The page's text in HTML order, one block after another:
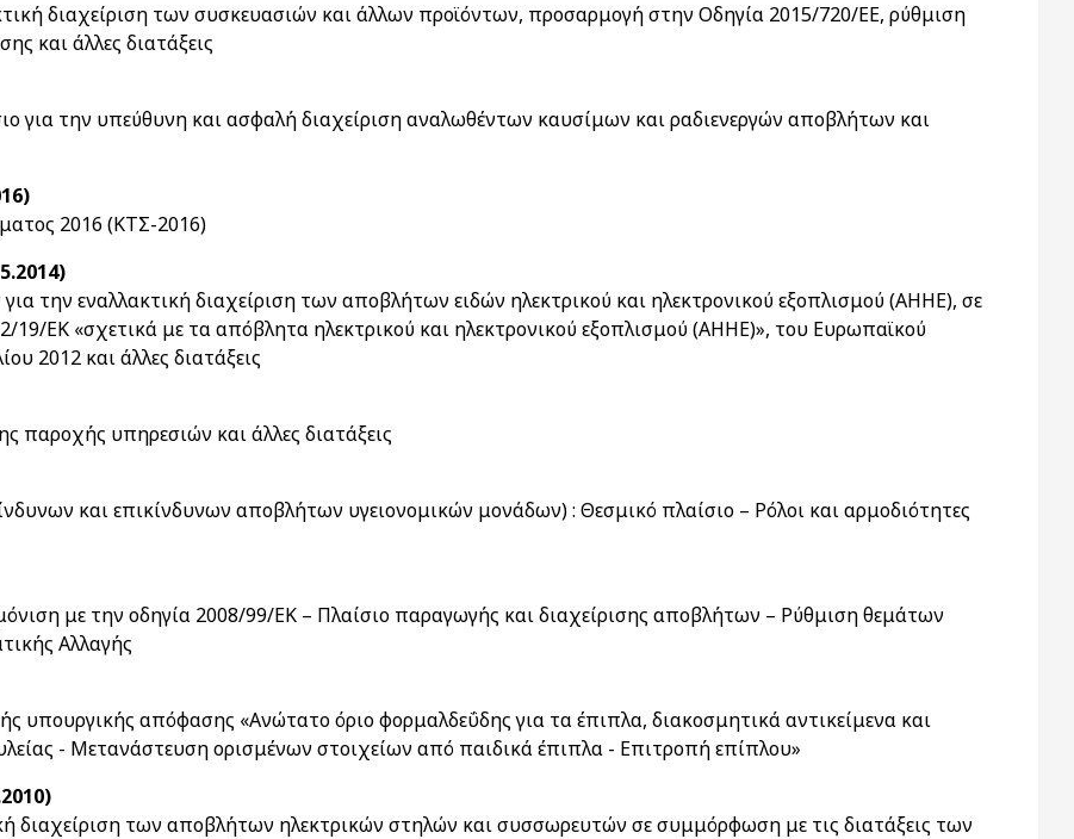
διαχείριση των συσκευασιών και άλλων προϊόντων, προσαρμογή στην Οδηγία 2015/720/ΕΕ, ρύθμιση
και άλλες διατάξεις
για την υπεύθυνη και ασφαλή διαχείριση αναλωθέντων καυσίμων και ραδιενεργών αποβλήτων και
2016 (ΚΤΣ-2016)
την εναλλακτική διαχείριση των αποβλήτων ειδών ηλεκτρικού και ηλεκτρονικού εξοπλισμού (ΑΗΗΕ), σε
19/ΕΚ «σχετικά με τα απόβλητα ηλεκτρικού και ηλεκτρονικού εξοπλισμού (ΑΗΗΕ)», του Ευρωπαϊκού
2012 και άλλες διατάξεις
παροχής υπηρεσιών και άλλες διατάξεις
και επικίνδυνων αποβλήτων υγειονομικών μονάδων) : Θεσμικό πλαίσιο – Ρόλοι και αρμοδιότητες
με την οδηγία 2008/99/ΕΚ – Πλαίσιο παραγωγής και διαχείρισης αποβλήτων – Ρύθμιση θεμάτων
Αλλαγής
υπουργικής απόφασης «Ανώτατο όριο φορμαλδεΰδης για τα έπιπλα, διακοσμητικά αντικείμενα και
- Μετανάστευση ορισμένων στοιχείων από παιδικά έπιπλα - Επιτροπή επίπλου»
διαχείριση των αποβλήτων ηλεκτρικών στηλών και συσσωρευτών σε συμμόρφωση με τις διατάξεις των